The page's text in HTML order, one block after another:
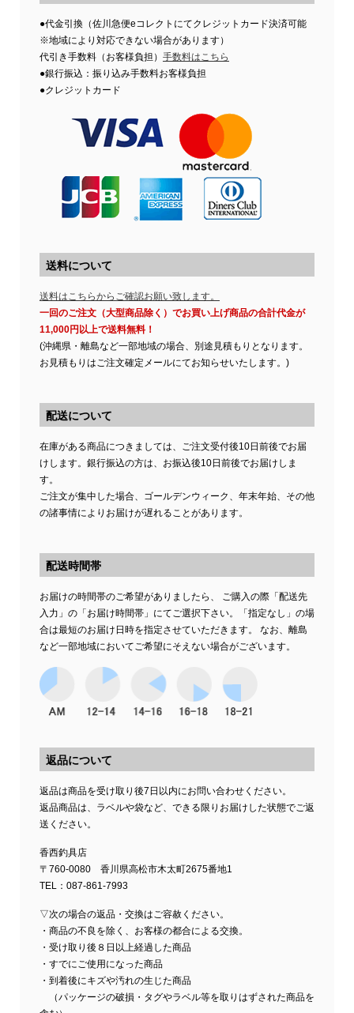
●代金引換（佐川急便eコレクトにてクレジットカード決済可能
※地域により対応できない場合があります）
代引き手数料（お客様負担） 手数料はこちら
●銀行振込：振り込み手数料お客様負担
●クレジットカード
送料について
送料はこちらからご確認お願い致します。
一回のご注文（大型商品除く）でお買い上げ商品の合計代金が
11,000円以上で送料無料！
(沖縄県・離島など一部地域の場合、別途見積もりとなります。
お見積もりはご注文確定メールにてお知らせいたします。)
配送について
在庫がある商品につきましては、ご注文受付後10日前後でお届
けします。銀行振込の方は、お振込後10日前後でお届けしま
す。
ご注文が集中した場合、ゴールデンウィーク、年末年始、その他
の諸事情によりお届けが遅れることがあります。
配送時間帯
お届けの時間帯のご希望がありましたら、 ご購入の際「配送先
入力」の「お届け時間帯」にてご選択下さい。「指定なし」の場
合は最短のお届け日時を指定させていただきます。 なお、離島
など一部地域においてご希望にそえない場合がございます。
返品について
返品は商品を受け取り後7日以内にお問い合わせください。
返品商品は、ラベルや袋など、できる限りお届けした状態でご返
送ください。
香西釣具店
〒760-0080 香川県高松市木太町2675番地1
TEL：087-861-7993
▽次の場合の返品・交換はご容赦ください。
・商品の不良を除く、お客様の都合による交換。
・受け取り後８日以上経過した商品
・すでにご使用になった商品
・到着後にキズや汚れの生じた商品
（パッケージの破損・タグやラベル等を取りはずされた商品を